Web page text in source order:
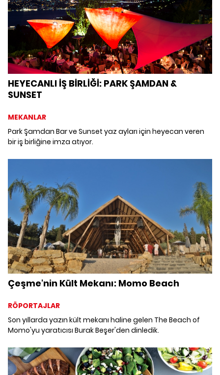
HEYECANLI İŞ BİRLİĞİ: PARK ŞAMDAN &
SUNSET
MEKANLAR
Park Şamdan Bar ve Sunset yaz ayları için heyecan veren
bir iş birliğine imza atıyor.
Çeşme'nin Kült Mekanı: Momo Beach
RÖPORTAJLAR
Son yıllarda yazın kült mekanı haline gelen The Beach of
Momo'yu yaratıcısı Burak Beşer'den dinledik.